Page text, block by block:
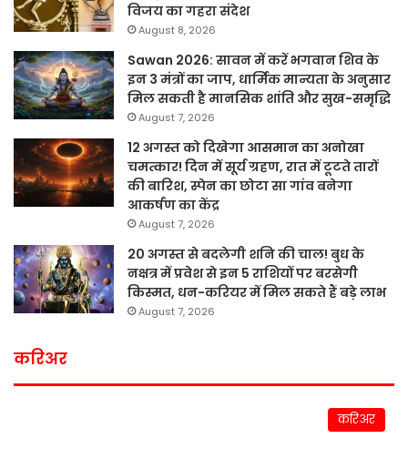
विजय का गहरा संदेश
August 8, 2026
Sawan 2026: सावन में करें भगवान शिव के
इन 3 मंत्रों का जाप, धार्मिक मान्यता के अनुसार
मिल सकती है मानसिक शांति और सुख-समृद्धि
August 7, 2026
12 अगस्त को दिखेगा आसमान का अनोखा
चमत्कार! दिन में सूर्य ग्रहण, रात में टूटते तारों
की बारिश, स्पेन का छोटा सा गांव बनेगा
आकर्षण का केंद्र
August 7, 2026
20 अगस्त से बदलेगी शनि की चाल! बुध के
नक्षत्र में प्रवेश से इन 5 राशियों पर बरसेगी
किस्मत, धन-करियर में मिल सकते हैं बड़े लाभ
August 7, 2026
करिअर
करिअर